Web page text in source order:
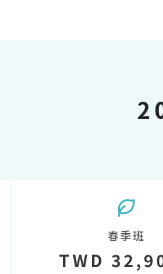
春季班
TWD